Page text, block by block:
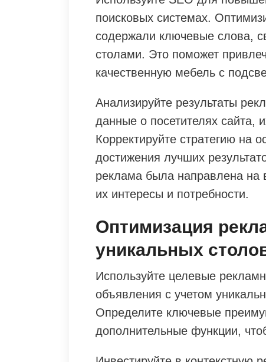
поисковых системах.
содержали ключевые слова,
столами. Это поможет
качественную мебель с
Анализируйте результаты
данные о посетителях сайта,
Корректируйте стратегию на
достижения лучших
реклама была направлена на
их интересы и потребности.
Оптимизация
уникальных
Используйте целевые
объявления с учетом
Определите ключевые
дополнительные функции,